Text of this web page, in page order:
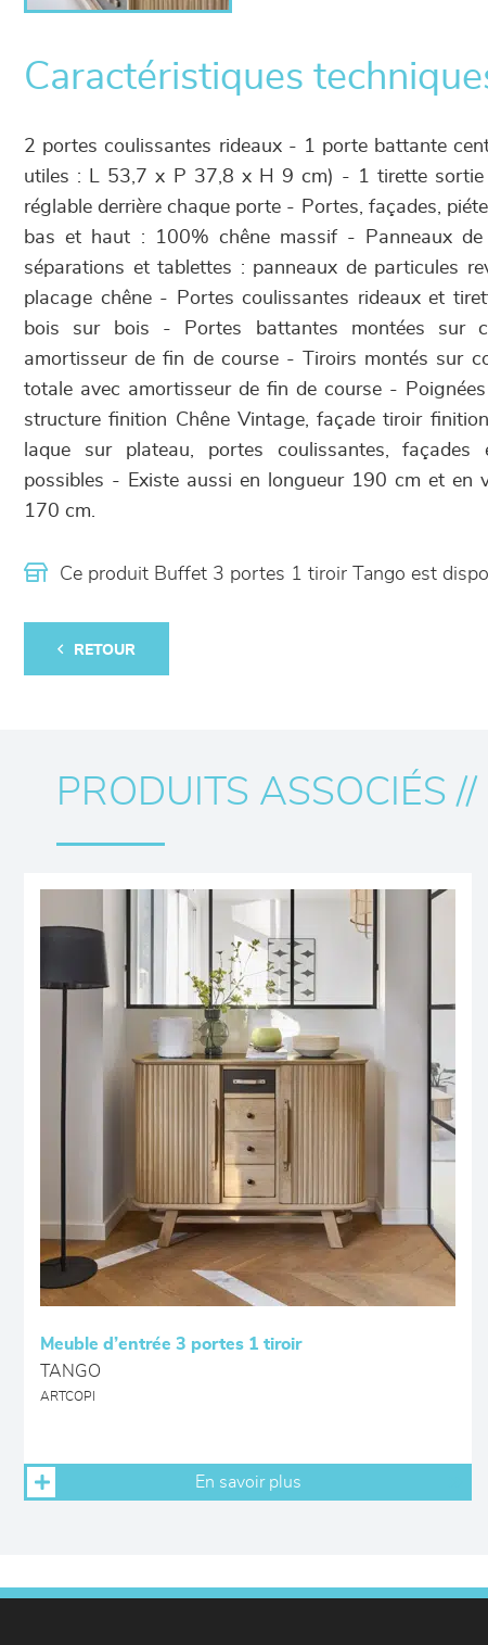
Caractéristiques
2 portes coulissantes rideaux - 1 porte battante
utiles : L 53,7 x P 37,8 x H 9 cm) - 1 tirette
réglable derrière chaque porte - Portes, façades,
bas et haut : 100% chêne massif - Panneaux de
séparations et tablettes : panneaux de particules
placage chêne - Portes coulissantes rideaux et
bois sur bois - Portes battantes montées sur
amortisseur de fin de course - Tiroirs montés sur
totale avec amortisseur de fin de course -
structure finition Chêne Vintage, façade tiroir
laque sur plateau, portes coulissantes,
possibles - Existe aussi en longueur 190 cm et en
170 cm.
Ce produit Buffet 3 portes 1 tiroir Tango est
RETOUR
PRODUITS ASSOCIÉS //
Meuble d’entrée 3 portes 1 tiroir
TANGO
ARTCOPI
En savoir plus